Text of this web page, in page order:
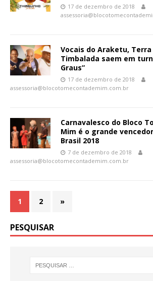
17 de dezembro de 2018
Vocais do Araketu, Terra
Timbalada saem em
Graus”
17 de dezembro de 2018
assessoria@blocotomecontademim.com.br
Carnavalesco do Bloco
Mim é o grande
Brasil 2018
7 de dezembro de 2018
assessoria@blocotomecontademim.com.br
1 2 »
PESQUISAR